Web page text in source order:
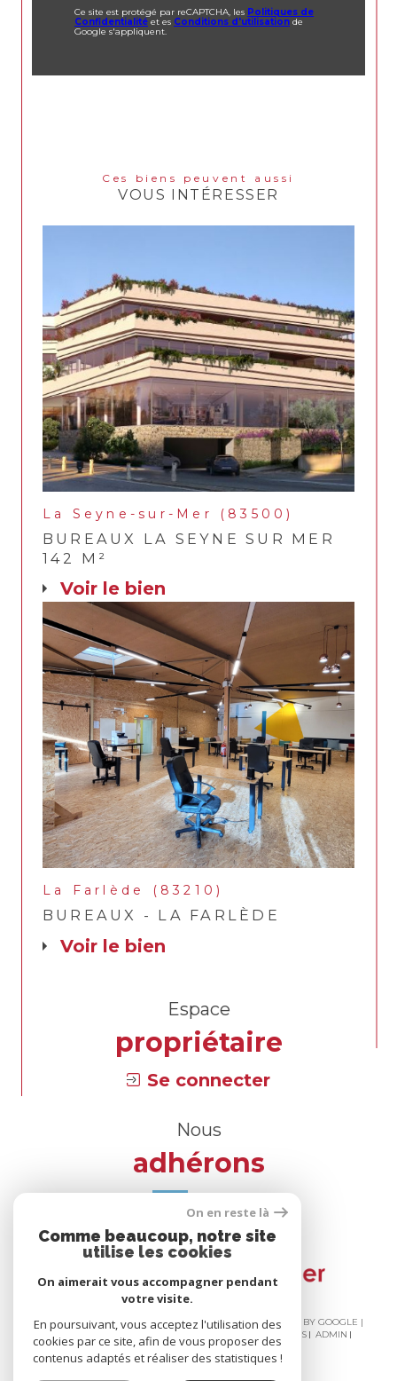
Ce site est protégé par reCAPTCHA, les Politiques de
Confidentialité et es Conditions d'utilisation de
Google s'appliquent.
Ces biens peuvent aussi
VOUS INTÉRESSER
La Seyne-sur-Mer (83500)
BUREAUX LA SEYNE SUR MER
142 M²
voir le bien
La Farlède (83210)
BUREAUX - LA FARLÈDE
voir le bien
Espace
propriétaire
Se connecter
Nous
adhérons
© 2026 | TOUS DROITS RÉSERVÉS | TRADUCTION POWERED BY GOOGLE |
NOS HONORAIRES
PLAN DU SITE MENTIONS LÉGALES
ADMIN
NOS LIENS
POLITIQUE RGPD COOKIES
On en reste là
Comme beaucoup, notre site
utilise les cookies
On aimerait vous accompagner pendant
votre visite.
En poursuivant, vous acceptez l'utilisation des
cookies par ce site, afin de vous proposer des
contenus adaptés et réaliser des statistiques !